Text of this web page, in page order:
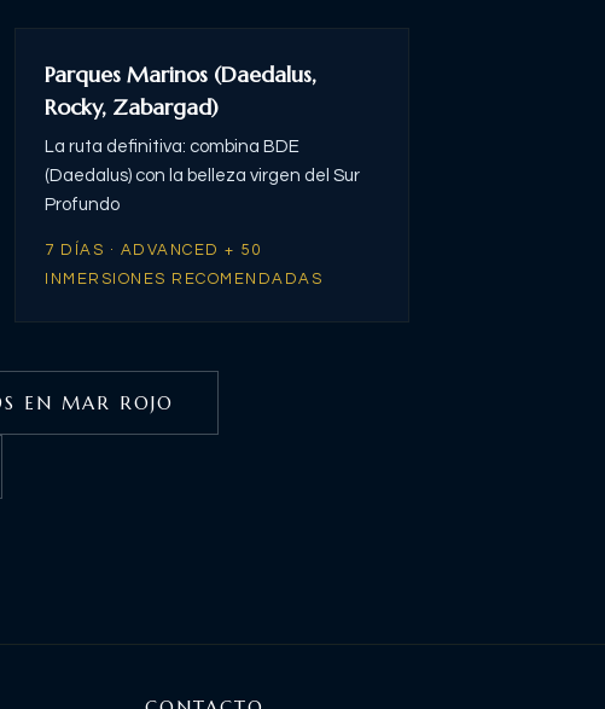
Parques Marinos (Daedalus,
Rocky, Zabargad)
La ruta definitiva: combina BDE
(Daedalus) con la belleza virgen del Sur
Profundo
7 DÍAS · ADVANCED + 50
INMERSIONES RECOMENDADAS
EN MAR ROJO